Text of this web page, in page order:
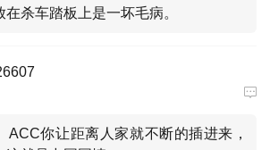
在杀车踏板上是一坏毛病。
ACC你让距离人家就不断的插进来，